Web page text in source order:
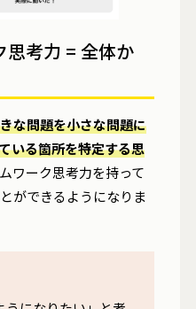
考力 = 全体か
な問題を小さな問題に
いる箇所を特定する思
ワーク思考力を持って
ができるようになりま